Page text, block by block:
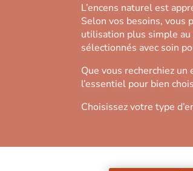
L’encens naturel est
Selon vos besoins, vous
utilisation plus simple au
sélectionnés avec soin
Que vous recherchiez
l’essentiel pour bien
Choisissez votre type